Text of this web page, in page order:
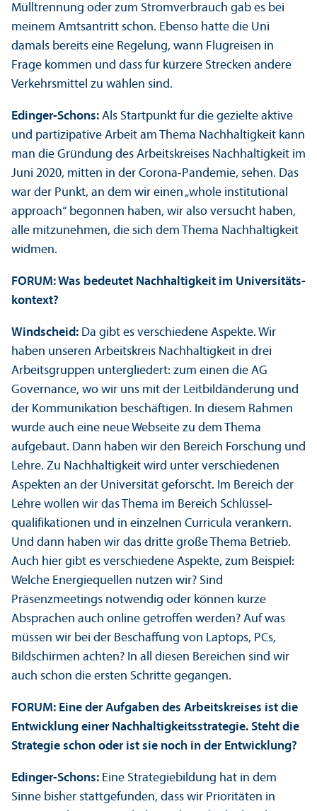
Mülltrennung oder zum Stromverbrauch gab es bei
meinem Amtsantritt schon. Ebenso hatte die Uni
damals bereits eine Regelung, wann Flugreisen in
Frage kommen und dass für kürzere Strecken andere
Verkehrs­mittel zu wählen sind.
Edinger-Schons: Als Startpunkt für die gezielte aktive
und partizipative Arbeit am Thema Nachhaltigkeit kann
man die Gründung des Arbeits­kreises Nachhaltigkeit im
Juni 2020, mitten in der Corona-Pandemie, sehen. Das
war der Punkt, an dem wir einen „whole institutional
approach“ begonnen haben, wir also versucht haben,
alle mitzunehmen, die sich dem Thema Nachhaltigkeit
widmen.
FORUM: Was bedeutet Nachhaltigkeit im Universitäts­
kontext?
Windscheid: Da gibt es verschiedene Aspekte. Wir
haben unseren Arbeits­kreis Nachhaltigkeit in drei
Arbeits­gruppen unter­gliedert: zum einen die AG
Governance, wo wir uns mit der Leitbildänderung und
der Kommunikation beschäftigen. In diesem Rahmen
wurde auch eine neue Webseite zu dem Thema
aufgebaut. Dann haben wir den Bereich Forschung und
Lehre. Zu Nachhaltigkeit wird unter verschiedenen
Aspekten an der Universität geforscht. Im Bereich der
Lehre wollen wir das Thema im Bereich Schlüssel­
qualifikationen und in einzelnen Curricula verankern.
Und dann haben wir das dritte große Thema Betrieb.
Auch hier gibt es verschiedene Aspekte, zum Beispiel:
Welche Energiequellen nutzen wir? Sind
Präsenzmeetings notwendig oder können kurze
Absprachen auch online getroffen werden? Auf was
müssen wir bei der Beschaffung von Laptops, PCs,
Bildschirmen achten? In all diesen Bereichen sind wir
auch schon die ersten Schritte gegangen.
FORUM: Eine der Aufgaben des Arbeits­kreises ist die
Entwicklung einer Nachhaltigkeits­strategie. Steht die
Strategie schon oder ist sie noch in der Entwicklung?
Edinger-Schons: Eine Strategie­bildung hat in dem
Sinne bisher stattgefunden, dass wir Prioritäten in